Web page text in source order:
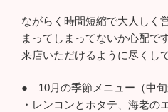
ながらく時間短縮で大人しく
まってしまってないか心配で
来店いただけるように尽くし
● 10月の季節メニュー（中旬
・レンコンとホタテ、海老